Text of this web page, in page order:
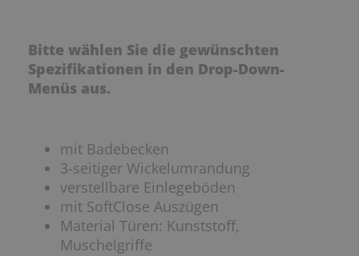
Bitte wählen Sie die gewünschten
Spezifikationen in den Drop-Down-
Menüs aus.
mit Badebecken
3-seitiger Wickelumrandung
verstellbare Einlegeböden
mit SoftClose Auszügen
Material Türen: Kunststoff,
Muschelgriffe